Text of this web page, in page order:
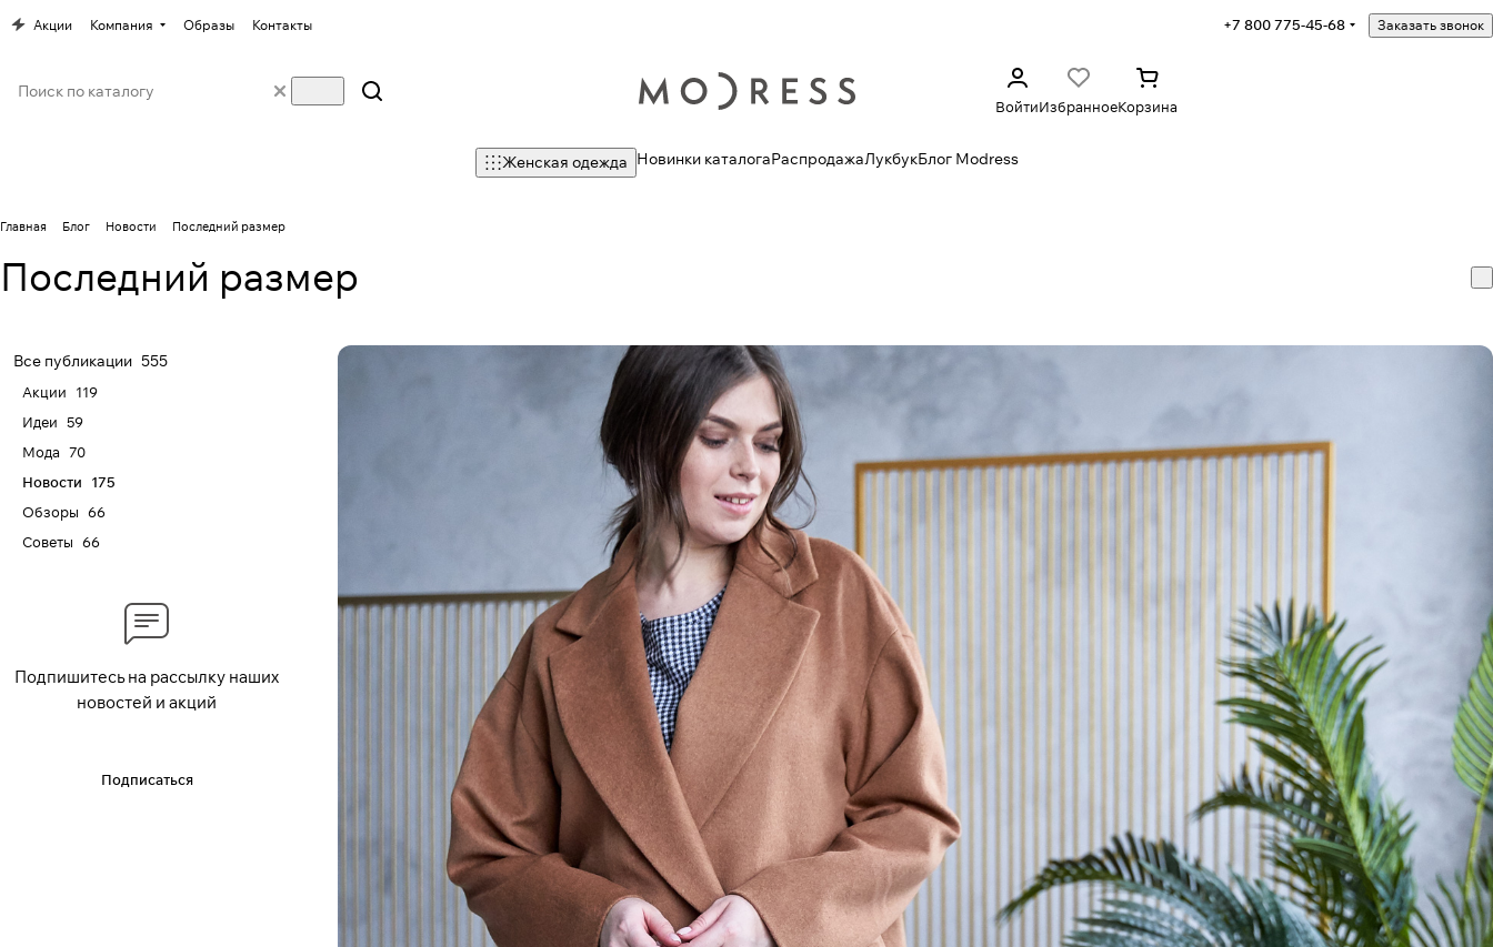
Акции Компания Образы Контакты +7 800 775-45-68 Заказать звонок
ВойтиИзбранноеКорзина
Женская одежда Новинки каталогаРаспродажаЛукбукБлог Modress
Главная Блог Новости Последний размер
Последний размер
Все публикации 555
Акции
119
Идеи 59
Мода 70
Новости
175
Обзоры 66
Советы 66
Подпишитесь на рассылку наших
новостей и акций
Подписаться